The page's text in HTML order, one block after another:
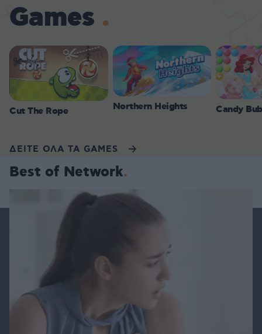
Games
Cut The Rope Northern Heights Candy
ΔΕΙΤΕ ΟΛΑ ΤΑ GAMES
Best of Network